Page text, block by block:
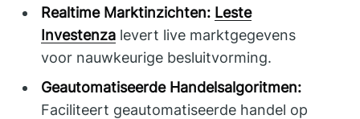
Realtime Marktinzichten: Leste
Investenza levert live marktgegevens
voor nauwkeurige besluitvorming.
Geautomatiseerde Handelsalgoritmen:
Faciliteert geautomatiseerde handel op